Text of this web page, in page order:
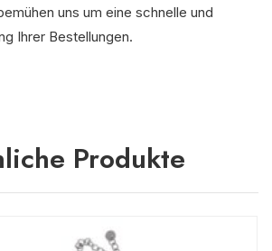
uns um eine schnelle und
Ihrer Bestellungen.
Produkte